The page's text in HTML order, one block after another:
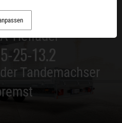
Tieflader
25-13.2
Tandemachser